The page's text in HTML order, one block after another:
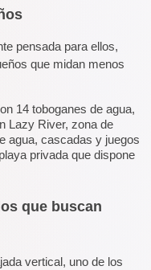
pensada para ellos,
que midan menos
14 toboganes de agua,
Lazy River, zona de
agua, cascadas y juegos
privada que dispone
que buscan
vertical, uno de los